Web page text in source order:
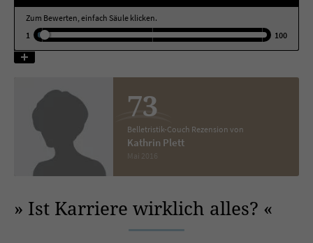
Zum Bewerten, einfach Säule klicken.
1
100
73
Belletristik-Couch Rezension von
Kathrin Plett
Mai 2016
Ist Karriere wirklich alles?
Name tx_pwcomments_ahash
Anbieter
Laufzeit
Zweck Cookie für Kommentare einzelner Buchtitel
Name fe_typo_user
Anbieter Literatur-Couch Medien GmbH & Co. KG